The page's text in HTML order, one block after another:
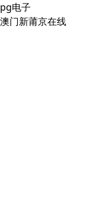
pg电子
澳门新莆京在线